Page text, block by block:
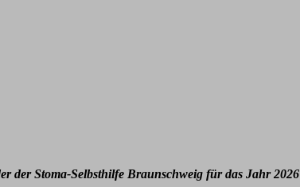
der Stoma-Selbsthilfe Braunschweig für das Jahr 2026